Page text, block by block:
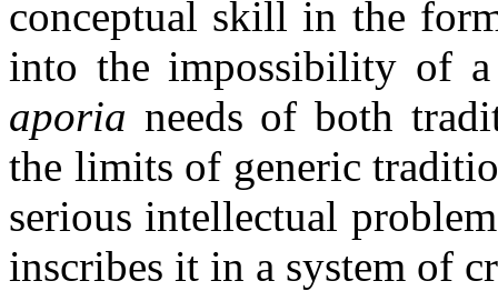
conceptual skill in the
into the impossibility of a
aporia needs of both
the limits of generic
serious intellectual
inscribes it in a system of